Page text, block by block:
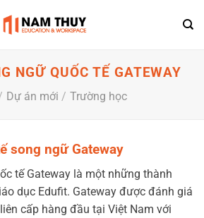
NGỮ QUỐC TẾ GATEWAY
Dự án mới / Trường học
song ngữ Gateway
tế Gateway là một những thành
dục Edufit. Gateway được đánh giá
cấp hàng đầu tại Việt Nam với